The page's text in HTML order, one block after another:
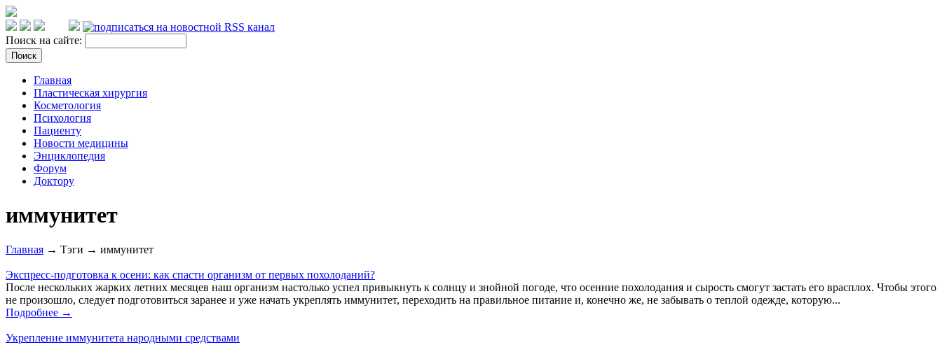
Поиск на сайте:
Главная
Пластическая хирургия
Косметология
Психология
Пациенту
Новости медицины
Энциклопедия
Форум
Доктору
иммунитет
Главная → Тэги → иммунитет
Экспресс-подготовка к осени: как спасти организм от первых похолоданий?
После нескольких жарких летних месяцев наш организм настолько успел привыкнуть к солнцу и знойной погоде, что осенние похолодания и сырость смогут застать его врасплох. Чтобы этого
не произошло, следует подготовиться заранее и уже начать укреплять иммунитет, переходить на правильное питание и, конечно же, не забывать о теплой одежде, которую...
Подробнее →
Укрепление иммунитета народными средствами